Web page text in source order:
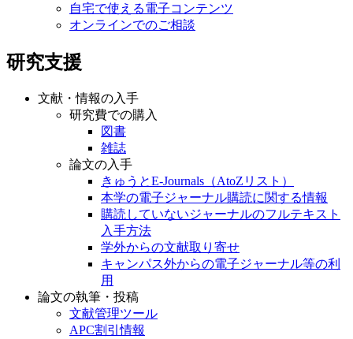
自宅で使える電子コンテンツ
オンラインでのご相談
研究支援
文献・情報の入手
研究費での購入
図書
雑誌
論文の入手
きゅうとE-Journals（AtoZリスト）
本学の電子ジャーナル購読に関する情報
購読していないジャーナルのフルテキスト
入手方法
学外からの文献取り寄せ
キャンパス外からの電子ジャーナル等の利
用
論文の執筆・投稿
文献管理ツール
APC割引情報